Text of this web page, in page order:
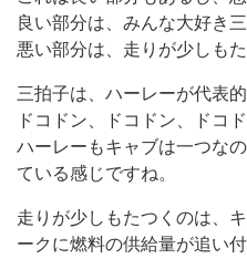
良い部分は、みんな大好き
悪い部分は、走りが少しも
三拍子は、ハーレーが代表
ドコドン、ドコドン、ドコ
ハーレーもキャブは一つな
ている感じですね。
走りが少しもたつくのは、
ークに燃料の供給量が追い